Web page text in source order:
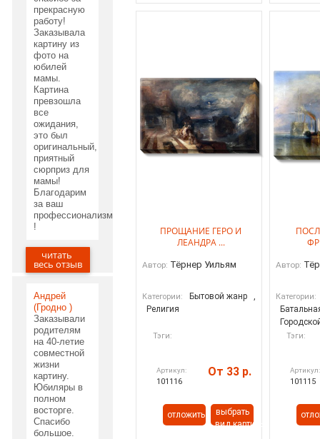
прекрасную
работу!
Заказывала
картину из
фото на
юбилей
мамы.
Картина
превзошла
все
ожидания,
это был
оригинальный,
приятный
сюрприз для
мамы!
Благодарим
за ваш
профессионализм
!
29.05.2020
читать
весь отзыв
Андрей
(Гродно )
Заказывали
родителям
на 40-летие
совместной
жизни
картину.
Юбиляры в
полном
восторге.
Спасибо
большое.
ПРОЩАНИЕ ГЕРО И
ЛЕАНДРА ...
Автор: Тёрнер Уильям
Категории: Бытовой жанр
,
Религия
Тэги:
Артикул:
101116
От 33 р.
отложить
выбрать
вид картины
Автор:
Категории:
Тэги:
Артикул:
101115